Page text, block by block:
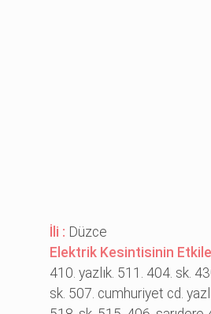
İli : Düzce
Elektrik Kesintisinin
410. yazlık. 511. 404. sk.
sk. 507. cumhuri̇yet cd.